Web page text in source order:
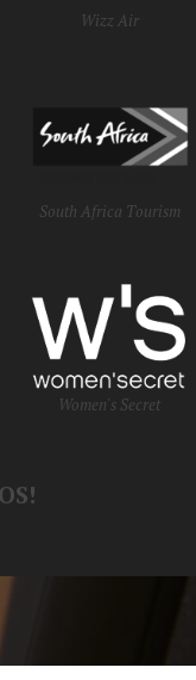
Wizz Air
South Africa Tourism
Women's Secret